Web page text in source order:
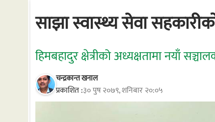
साझा स्वास्थ्य सेवा
हिमबहादुर क्षेत्रीको अध्यक्षतामा नयाँ
चन्द्रकान्त खनाल
प्रकाशित :३० पुष २०७९, शनिबार २०:०५